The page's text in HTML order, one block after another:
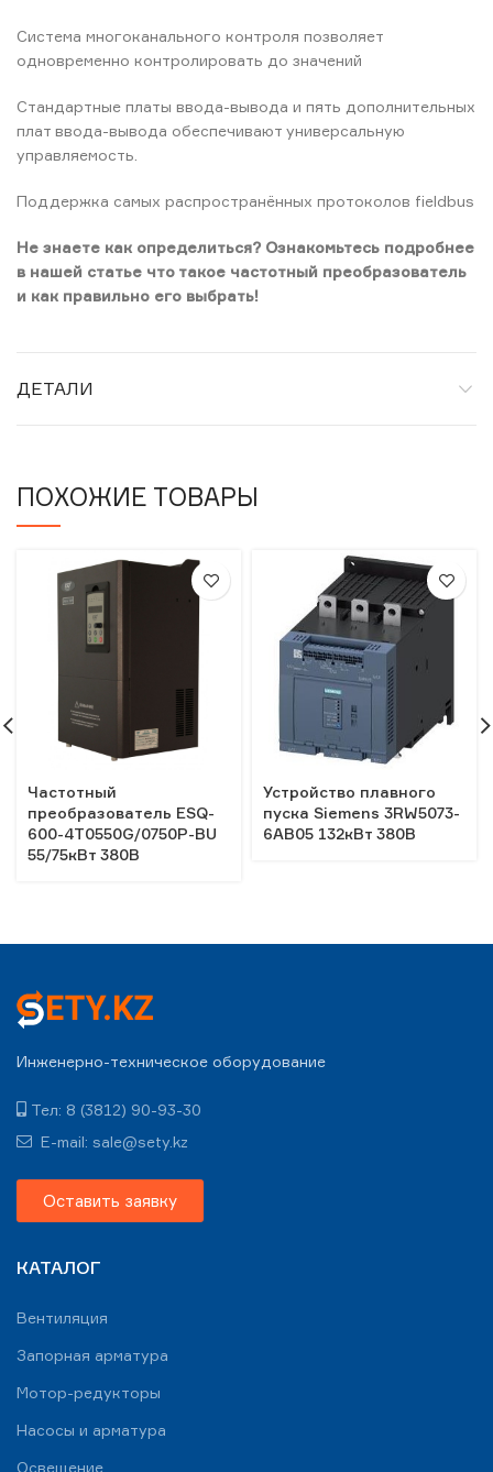
Система многоканального контроля позволяет
одновременно контролировать до значений
Стандартные платы ввода-вывода и пять дополнительных
плат ввода-вывода обеспечивают универсальную
управляемость.
Поддержка самых распространённых протоколов fieldbus
Не знаете как определиться? Ознакомьтесь подробнее
в нашей статье что такое частотный преобразователь
и как правильно его выбрать!
ДЕТАЛИ
ПОХОЖИЕ ТОВАРЫ
Частотный
преобразователь ESQ-
600-4T0550G/0750P-BU
55/75кВт 380В
Устройство плавного
пуска Siemens 3RW5073-
6AB05 132кВт 380В
Инженерно-техническое оборудование
Тел: 8 (3812) 90-93-30
E-mail: sale@sety.kz
Оставить заявку
КАТАЛОГ
Вентиляция
Запорная арматура
Мотор-редукторы
Насосы и арматура
Освещение